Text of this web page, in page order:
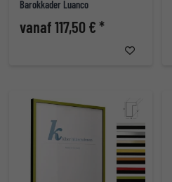
Barokkader Luanco
vanaf 117,50 € *